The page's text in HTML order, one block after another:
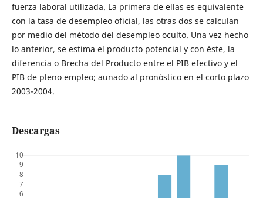
fuerza laboral utilizada. La primera de ellas es equivalente
con la tasa de desempleo oficial, las otras dos se calculan
por medio del método del desempleo oculto. Una vez hecho
lo anterior, se estima el producto potencial y con éste, la
diferencia o Brecha del Producto entre el PIB efectivo y el
PIB de pleno empleo; aunado al pronóstico en el corto plazo
2003-2004.
Descargas